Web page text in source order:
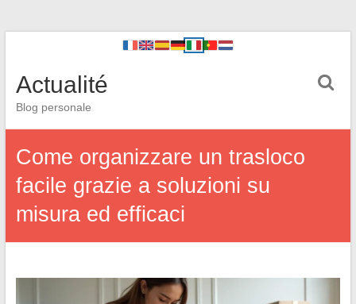
Actualité
Blog personale
Come organizzare un trasloco
facile grazie a soluzioni su
misura ed efficaci